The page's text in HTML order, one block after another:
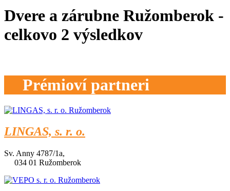
Dvere a zárubne Ružomberok -
celkovo 2 výsledkov
Prémioví partneri
LINGAS, s. r. o.
Sv. Anny 4787/1a,
034 01 Ružomberok